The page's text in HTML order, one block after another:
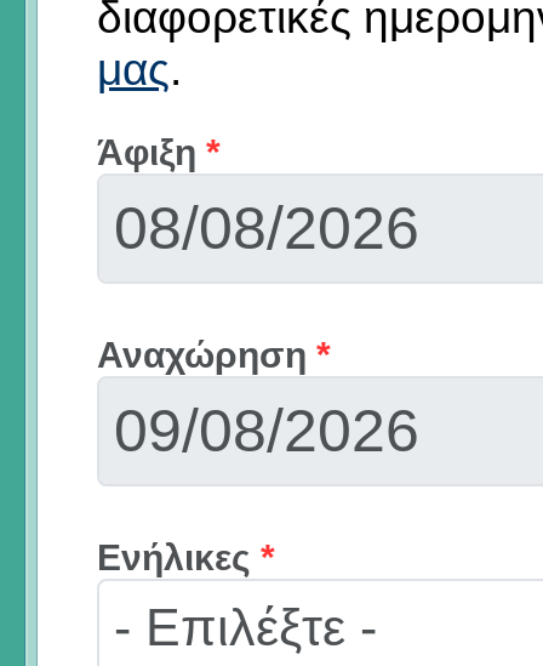
διαφορετικές
μας.
Άφιξη *
Αναχώρηση *
Ενήλικες *